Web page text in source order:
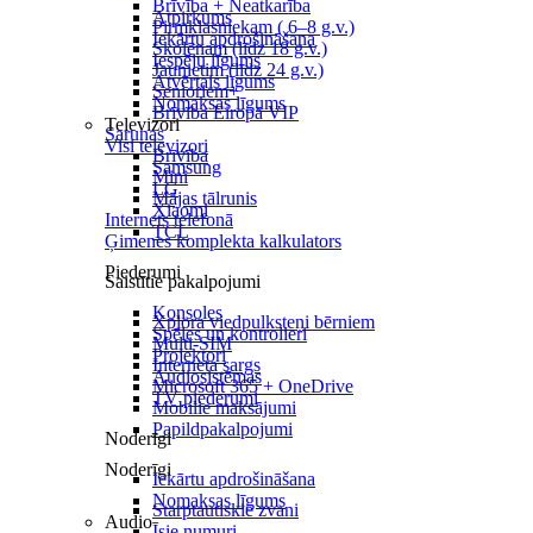
Brīvība + Neatkarība
Pirmklasniekam ( 6–8 g.v.)
Skolēnam (līdz 18 g.v.)
Jaunietim (līdz 24 g.v.)
Senioriem+
Brīvība Eiropā VIP
Sarunas
Brīvība
Mini
Mājas tālrunis
Internets telefonā
Ģimenes komplekta kalkulators
Saistītie pakalpojumi
Xplora viedpulksteņi bērniem
Multi-SIM
Interneta sargs
Microsoft 365 + OneDrive
Mobilie maksājumi
Papildpakalpojumi
Noderīgi
Starptautiskie zvani
Atpirkums
Iekārtu apdrošināšana
Iespēju līgums
Atvērtais līgums
Nomaksas līgums
Televizori
Visi televizori
Samsung
LG
Xiaomi
TCL
Piederumi
Konsoles
Spēles un kontrolieri
Projektori
Audiosistēmas
TV piederumi
Noderīgi
Iekārtu apdrošināšana
Nomaksas līgums
Audio